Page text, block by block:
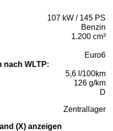
107 kW / 145 PS
Benzin
1.200 cm³
Euro6
nach WLTP:
5,6 l/100km
126 g/km
D
Zentrallager
(X) anzeigen